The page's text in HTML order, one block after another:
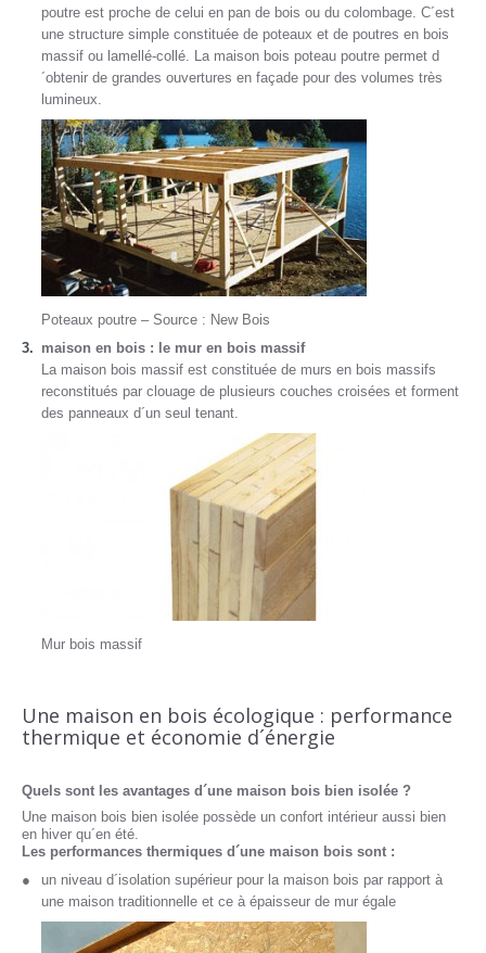
poutre est proche de celui en pan de bois ou du colombage. C´est
une structure simple constituée de poteaux et de poutres en bois
massif ou lamellé-collé. La maison bois poteau poutre permet d
´obtenir de grandes ouvertures en façade pour des volumes très
lumineux.
Poteaux poutre – Source : New Bois
maison en bois : le mur en bois massif
La maison bois massif est constituée de murs en bois massifs
reconstitués par clouage de plusieurs couches croisées et forment
des panneaux d´un seul tenant.
Mur bois massif
Une maison en bois écologique : performance
thermique et économie d´énergie
Quels sont les avantages d´une maison bois bien isolée ?
Une maison bois bien isolée possède un confort intérieur aussi bien
en hiver qu´en été.
Les performances thermiques d´une maison bois sont :
un niveau d´isolation supérieur pour la maison bois par rapport à
une maison traditionnelle et ce à épaisseur de mur égale